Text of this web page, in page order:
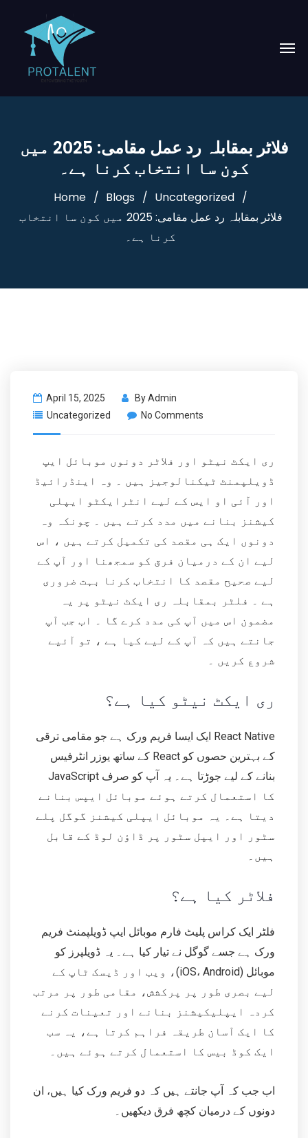
فلاٹر بمقابلہ رد عمل مقامی: 2025 میں
کون سا انتخاب کرنا ہے۔
Home Blogs
Uncategorized
فلاٹر بمقابلہ رد عمل مقامی: 2025 میں کون سا انتخاب
کرنا ہے۔
April 15, 2025 ByAdmin
Uncategorized
No Comments
ری ایکٹ نیٹو اور فلاٹر دونوں موبائل ایپ
ڈویلپمنٹ ٹیکنالوجیز ہیں ۔ وہ اینڈرائیڈ
اور آئی او ایس کے لیے انٹرایکٹو ایپلی
کیشنز بنانے میں مدد کرتے ہیں ۔ چونکہ وہ
دونوں ایک ہی مقصد کی تکمیل کرتے ہیں ، اس
لیے ان کے درمیان فرق کو سمجھنا اور آپ کے
لیے صحیح مقصد کا انتخاب کرنا بہت ضروری
ہے ۔ فلٹر بمقابلہ ری ایکٹ نیٹو پر یہ
مضمون اس میں آپ کی مدد کرے گا ۔ اب جب آپ
جانتے ہیں کہ آپ کے لیے کیا ہے ، تو آئیے
شروع کریں ۔
ری ایکٹ نیٹو کیا ہے؟
React Native ایک ایسا فریم ورک ہے جو مقامی ترقی
کے بہترین حصوں کو React کے ساتھ یوزر انٹرفیس
بنانے کے لیے جوڑتا ہے۔ یہ آپ کو صرف JavaScript
کا استعمال کرتے ہوئے موبائل ایپس بنانے
دیتا ہے۔ یہ موبائل ایپلی کیشنز گوگل پلے
سٹور اور ایپل سٹور پر ڈاؤن لوڈ کے قابل
ہیں۔
فلاٹر کیا ہے؟
فلٹر ایک کراس پلیٹ فارم موبائل ایپ ڈویلپمنٹ فریم
ورک ہے جسے گوگل نے تیار کیا ہے۔ یہ ڈویلپرز کو
موبائل (iOS، Android)، ویب اور ڈیسک ٹاپ کے
لیے بصری طور پر پرکشش، مقامی طور پر مرتب
کردہ ایپلیکیشنز بنانے اور تعینات کرنے
کا ایک آسان طریقہ فراہم کرتا ہے، یہ سب
ایک کوڈ بیس کا استعمال کرتے ہوئے ہیں۔
اب جب کہ آپ جانتے ہیں کہ دو فریم ورک کیا ہیں، ان
دونوں کے درمیان کچھ فرق دیکھیں۔